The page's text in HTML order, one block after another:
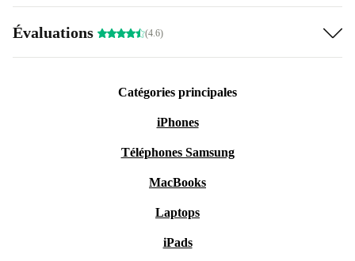
Évaluations (4.6)
Catégories principales
iPhones
Téléphones Samsung
MacBooks
Laptops
iPads